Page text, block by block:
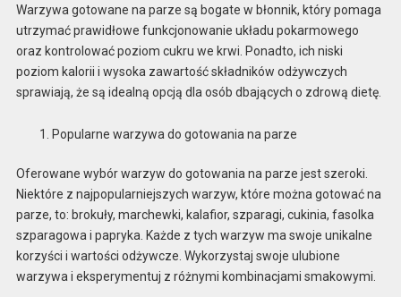
Warzywa gotowane na parze są bogate w błonnik, który pomaga
utrzymać prawidłowe funkcjonowanie układu pokarmowego
oraz kontrolować poziom cukru we krwi. Ponadto, ich niski
poziom kalorii i wysoka zawartość składników odżywczych
sprawiają, że są idealną opcją dla osób dbających o zdrową dietę.
Popularne warzywa do gotowania na parze
Oferowane wybór warzyw do gotowania na parze jest szeroki.
Niektóre z najpopularniejszych warzyw, które można gotować na
parze, to: brokuły, marchewki, kalafior, szparagi, cukinia, fasolka
szparagowa i papryka. Każde z tych warzyw ma swoje unikalne
korzyści i wartości odżywcze. Wykorzystaj swoje ulubione
warzywa i eksperymentuj z różnymi kombinacjami smakowymi.